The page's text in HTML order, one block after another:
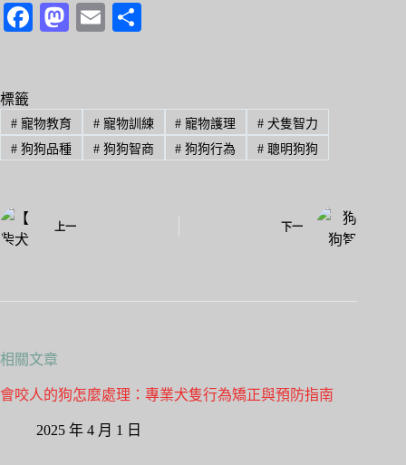
Fa
ok
M
do
n
E
標籤
#寵物教育 #寵物訓練 # 寵物護理 # 犬隻智力
#狗狗品種 #狗狗智商 # 狗狗行為 # 聰明狗狗
上一 下一
相關文章
會咬人的狗怎麼處理：專業犬隻行為矯正與預防指南
2025 年 4 月 1 日